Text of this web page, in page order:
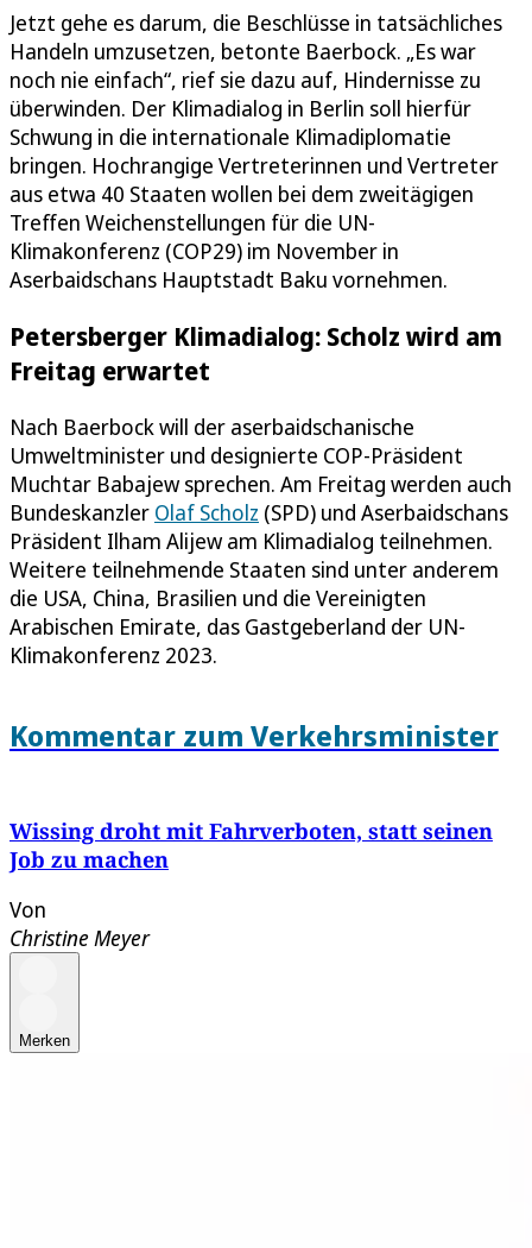
Jetzt gehe es darum, die Beschlüsse in tatsächliches
Handeln umzusetzen, betonte Baerbock. „Es war
noch nie einfach“, rief sie dazu auf, Hindernisse zu
überwinden. Der Klimadialog in Berlin soll hierfür
Schwung in die internationale Klimadiplomatie
bringen. Hochrangige Vertreterinnen und Vertreter
aus etwa 40 Staaten wollen bei dem zweitägigen
Treffen Weichenstellungen für die UN-
Klimakonferenz (COP29) im November in
Aserbaidschans Hauptstadt Baku vornehmen.
Petersberger Klimadialog: Scholz wird am
Freitag erwartet
Nach Baerbock will der aserbaidschanische
Umweltminister und designierte COP-Präsident
Muchtar Babajew sprechen. Am Freitag werden auch
Bundeskanzler Olaf Scholz (SPD) und Aserbaidschans
Präsident Ilham Alijew am Klimadialog teilnehmen.
Weitere teilnehmende Staaten sind unter anderem
die USA, China, Brasilien und die Vereinigten
Arabischen Emirate, das Gastgeberland der UN-
Klimakonferenz 2023.
Kommentar zum Verkehrsminister
Wissing droht mit Fahrverboten, statt seinen
Job zu machen
Von
Christine Meyer
Merken